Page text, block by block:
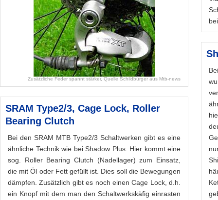
Zusätzliche Feder spannt stärker, Quelle Schildbürger aus Mtb-news
SRAM Type2/3, Cage Lock, Roller
Bearing Clutch
Bei den SRAM MTB Type2/3 Schaltwerken gibt es eine
ähnliche Technik wie bei Shadow Plus. Hier kommt eine
sog. Roller Bearing Clutch (Nadellager) zum Einsatz,
die mit Öl oder Fett gefüllt ist. Dies soll die Bewegungen
dämpfen. Zusätzlich gibt es noch einen Cage Lock, d.h.
ein Knopf mit dem man den Schaltwerkskäfig einrasten